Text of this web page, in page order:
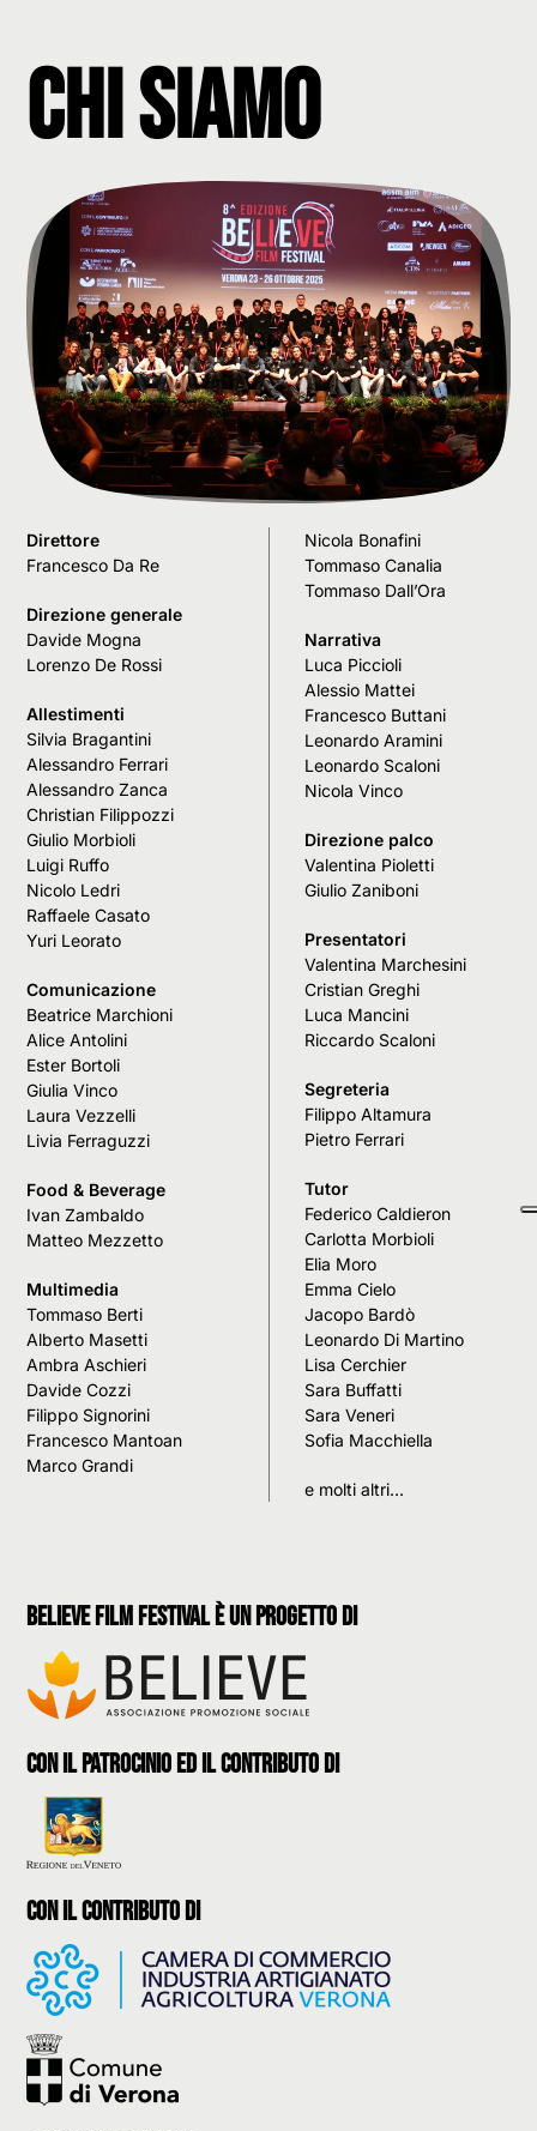
Chi siamo
Direttore
Francesco Da Re
Direzione generale
Davide Mogna
Lorenzo De Rossi
Allestimenti
Silvia Bragantini
Alessandro Ferrari
Alessandro Zanca
Christian Filippozzi
Giulio Morbioli
Luigi Ruffo
Nicolo Ledri
Raffaele Casato
Yuri Leorato
Comunicazione
Beatrice Marchioni
Alice Antolini
Ester Bortoli
Giulia Vinco
Laura Vezzelli
Livia Ferraguzzi
Food & Beverage
Ivan Zambaldo
Matteo Mezzetto
Multimedia
Tommaso Berti
Alberto Masetti
Ambra Aschieri
Davide Cozzi
Filippo Signorini
Francesco Mantoan
Marco Grandi
Nicola Bonafini
Tommaso Canalia
Tommaso Dall’Ora
Narrativa
Luca Piccioli
Alessio Mattei
Francesco Buttani
Leonardo Aramini
Leonardo Scaloni
Nicola Vinco
Direzione palco
Valentina Pioletti
Giulio Zaniboni
Presentatori
Valentina Marchesini
Cristian Greghi
Luca Mancini
Riccardo Scaloni
Segreteria
Filippo Altamura
Pietro Ferrari
Tutor
Federico Caldieron
Carlotta Morbioli
Elia Moro
Emma Cielo
Jacopo Bardò
Leonardo Di Martino
Lisa Cerchier
Sara Buffatti
Sara Veneri
Sofia Macchiella
e molti altri…
believe film festival è un progetto di
con il patrocinio ed il contributo di
con il contributo di